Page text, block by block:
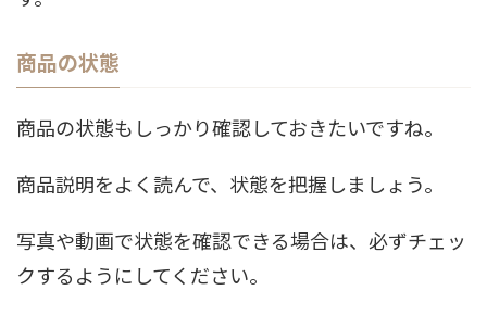
商品の状態
商品の状態もしっかり確認しておきたいですね。
商品説明をよく読んで、状態を把握しましょう。
写真や動画で状態を確認できる場合は、必ずチェッ
クするようにしてください。